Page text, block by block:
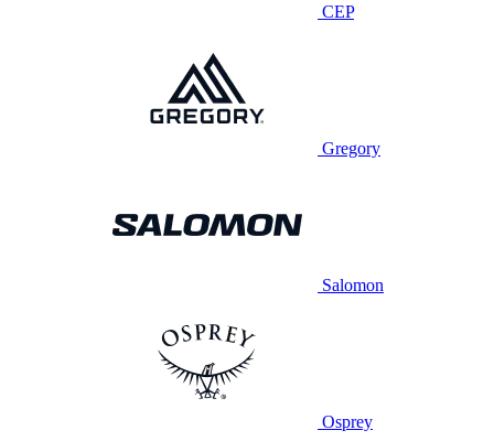
CEP
Gregory
Salomon
Osprey